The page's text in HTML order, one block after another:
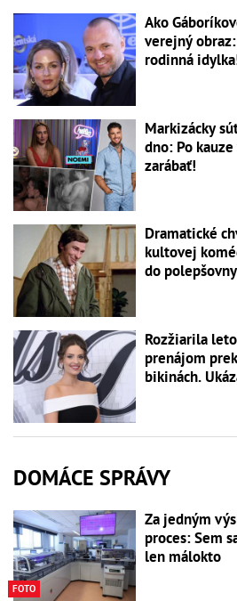
Ako
verejný
rodinná
Markizácky
dno: Po
zarábať!
Dramatické
kultovej
do
Rozžiarila
prenájom
bikinách.
DOMÁCE SPRÁVY
FOTO
Za jedným
proces: Sem
len málokto